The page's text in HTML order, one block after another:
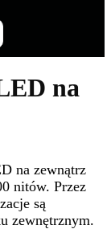
na
na zewnątrz
nitów. Przez
są
zewnętrznym.